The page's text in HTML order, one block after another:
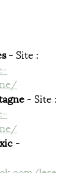
- Site :
- Site :
-